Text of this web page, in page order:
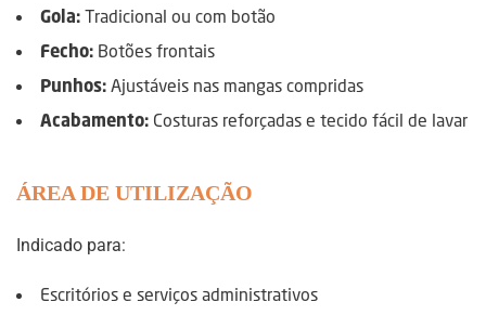
Gola: Tradicional ou com botão
Fecho: Botões frontais
Punhos: Ajustáveis nas mangas compridas
Acabamento: Costuras reforçadas e tecido fácil de lavar
ÁREA DE UTILIZAÇÃO
Indicado para:
Escritórios e serviços administrativos